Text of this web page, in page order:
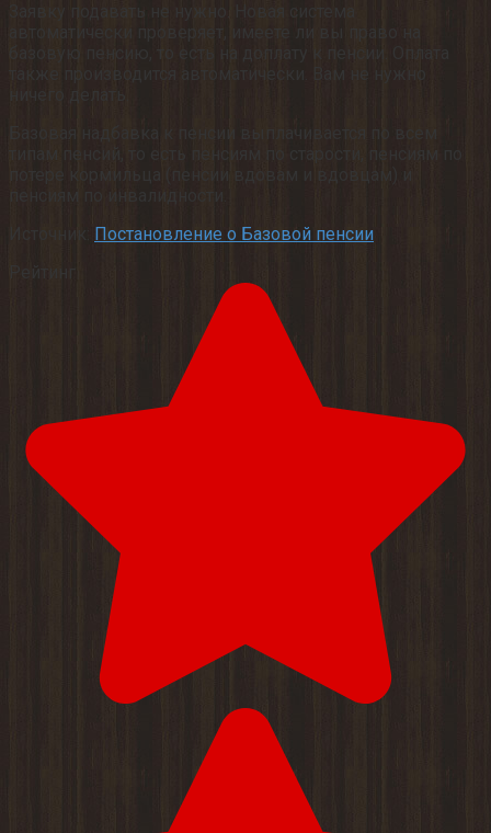
Заявку подавать не нужно. Новая система
также производится автоматически. Вам не нужно
типам пенсий, то есть пенсиям по старости, пенсиям по
потере кормильца (пенсии вдовам и вдовцам) и
Постановление о Базовой пенсии
Рейтинг